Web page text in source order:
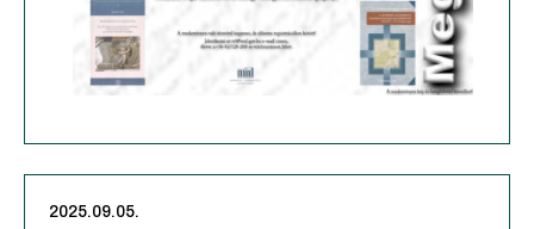
2025.09.05.